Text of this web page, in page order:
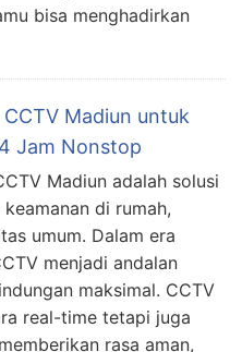
bisa menghadirkan
Madiun untuk
Jam Nonstop
Madiun adalah solusi
di rumah,
umum. Dalam era
menjadi andalan
maksimal. CCTV
real-time tetapi juga
rasa aman,